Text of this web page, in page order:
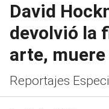
David
devolvió la
arte,
Reportajes